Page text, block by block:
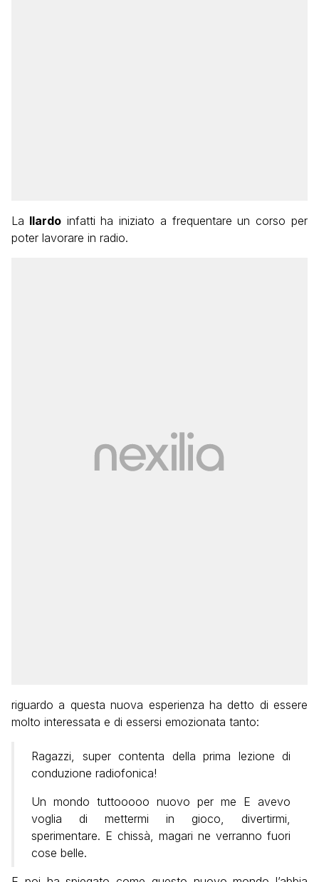
La Ilardoinfatti ha iniziato a frequentare un corso per
poter lavorare in radio.
riguardo a questa nuova esperienza ha detto di essere
molto interessata e di essersi emozionata tanto:
Ragazzi, super contenta della prima lezione di
conduzione radiofonica!
Un mondo tuttooooo nuovo per me E avevo
voglia di mettermi in gioco, divertirmi,
sperimentare. E chissà, magari ne verranno fuori
cose belle.